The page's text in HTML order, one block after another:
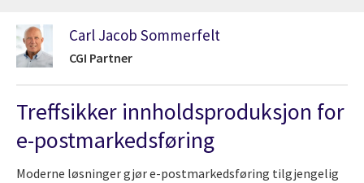
Carl Jacob Sommerfelt
CGI Partner
Treffsikker innholdsproduksjon for
e-postmarkedsføring
Moderne løsninger gjør e-postmarkedsføring tilgjengelig